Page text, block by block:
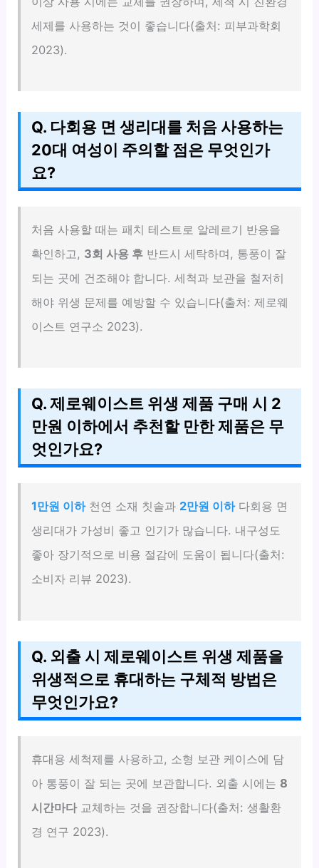
세제를 사용하는 것이 좋습니다(출처: 피부과학회
2023).
Q. 다회용 면 생리대를 처음 사용하는
20대 여성이 주의할 점은 무엇인가
요?
처음 사용할 때는 패치 테스트로 알레르기 반응을
확인하고, 3회 사용 후 반드시 세탁하며, 통풍이 잘
되는 곳에 건조해야 합니다. 세척과 보관을 철저히
해야 위생 문제를 예방할 수 있습니다(출처: 제로웨
이스트 연구소 2023).
Q. 제로웨이스트 위생 제품 구매 시 2
만원 이하에서 추천할 만한 제품은 무
엇인가요?
1만원 이하천연 소재 칫솔과 2만원 이하다회용 면
생리대가 가성비 좋고 인기가 많습니다. 내구성도
좋아 장기적으로 비용 절감에 도움이 됩니다(출처:
소비자 리뷰 2023).
Q. 외출 시 제로웨이스트 위생 제품을
위생적으로 휴대하는 구체적 방법은
무엇인가요?
휴대용 세척제를 사용하고, 소형 보관 케이스에 담
아 통풍이 잘 되는 곳에 보관합니다. 외출 시에는 8
시간마다교체하는 것을 권장합니다(출처: 생활환
경 연구 2023).